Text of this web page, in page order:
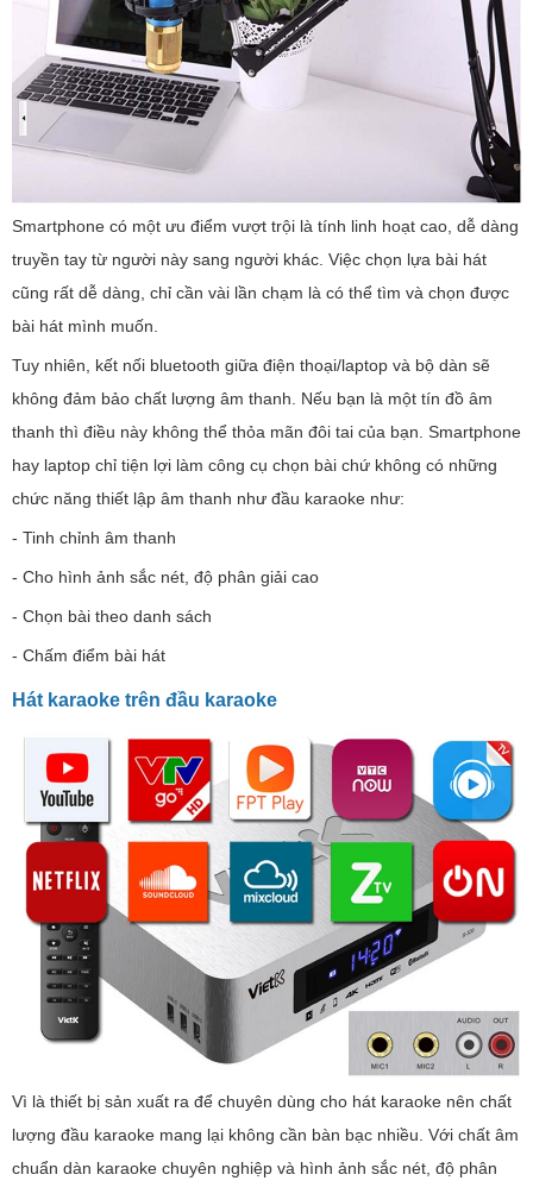
Smartphone có một ưu điểm vượt trội là tính linh hoạt cao, dễ dàng
truyền tay từ người này sang người khác. Việc chọn lựa bài hát
cũng rất dễ dàng, chỉ cần vài lần chạm là có thể tìm và chọn được
bài hát mình muốn.
Tuy nhiên, kết nối bluetooth giữa điện thoại/laptop và bộ dàn sẽ
không đảm bảo chất lượng âm thanh. Nếu bạn là một tín đồ âm
thanh thì điều này không thể thỏa mãn đôi tai của bạn. Smartphone
hay laptop chỉ tiện lợi làm công cụ chọn bài chứ không có những
chức năng thiết lập âm thanh như đầu karaoke như:
- Tinh chỉnh âm thanh
- Cho hình ảnh sắc nét, độ phân giải cao
- Chọn bài theo danh sách
- Chấm điểm bài hát
Hát karaoke trên đầu karaoke
Vì là thiết bị sản xuất ra để chuyên dùng cho hát karaoke nên chất
lượng đầu karaoke mang lại không cần bàn bạc nhiều. Với chất âm
chuẩn dàn karaoke chuyên nghiệp và hình ảnh sắc nét, độ phân